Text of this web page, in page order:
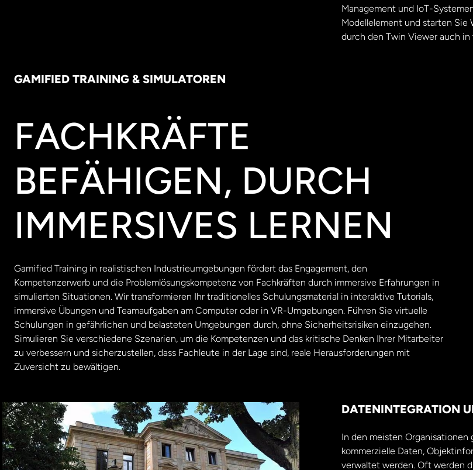
Management und IoT-
Modellelement und starten Sie
durch den Twin Viewer auch
GAMIFIED TRAINING & SIMULATOREN
FACHKRÄFTE
BEFÄHIGEN, DURCH
IMMERSIVES LERNEN
Gamified Training in realistischen Industrieumgebungen fördert das Engagement, den
Kompetenzerwerb und die Problemlösungskompetenz von Fachkräften durch immersive Erfahrungen in
simulierten Situationen. Wir transformieren Ihr traditionelles Schulungsmaterial in interaktive Tutorials,
immersive Übungen und Teamaufgaben am Computer oder in VR-Umgebungen. Führen Sie virtuelle
Schulungen in gefährlichen und belasteten Umgebungen durch, ohne Sicherheitsrisiken einzugehen.
Simulieren Sie verschiedene Szenarien, um die Kompetenzen und das kritische Denken Ihrer Mitarbeiter
zu verbessern und sicherzustellen, dass Fachleute in der Lage sind, reale Herausforderungen mit
Zuversicht zu bewältigen.
DATENINTEGRATION
In den meisten
kommerzielle Daten,
verwaltet werden. Oft werden